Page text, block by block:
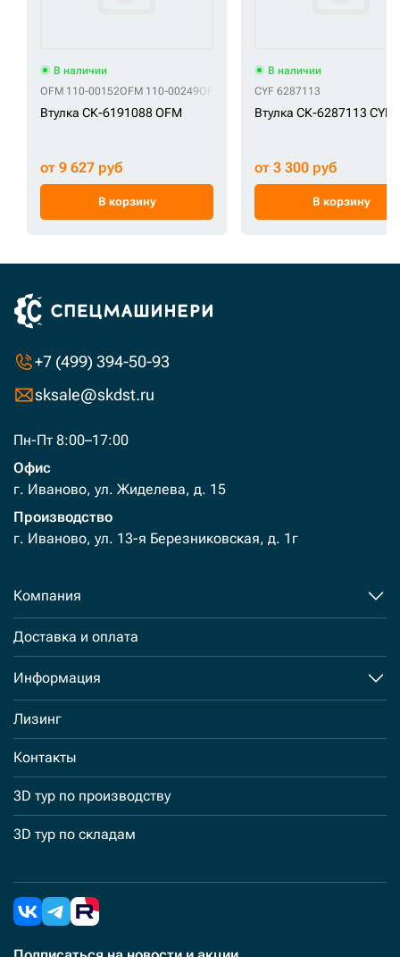
В наличии
OFM 110-00152OFM 110-00249OFM 11210787 OFM 1289884
Втулка СК-6191088 OFM
от 9 627 руб
В корзину
В наличии
CYF 6287113
Втулка СК-6287113 CYF
от 3 300 руб
В корзину
+7 (499) 394-50-93
sksale@skdst.ru
Пн-Пт 8:00–17:00
Офис
г. Иваново, ул. Жиделева, д. 15
Производство
г. Иваново, ул. 13-я Березниковская, д. 1г
Компания
Доставка и оплата
Информация
Лизинг
Контакты
3D тур по производству
3D тур по складам